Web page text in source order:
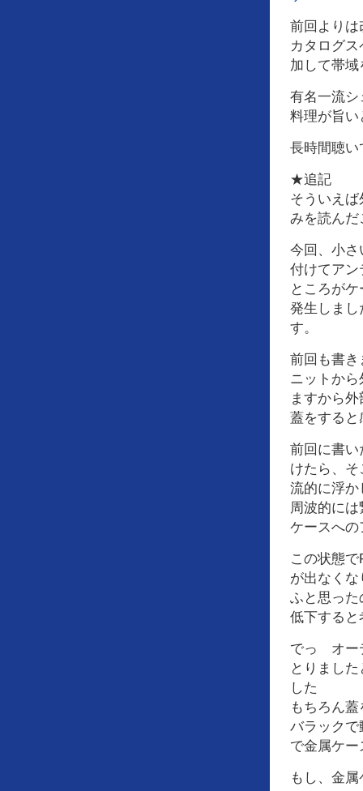
前回よりは
カタログ
加して帯
有名一流シ
料理が旨い
長時間聴い
★追記
そういえ
みを読んだ
今回、小さ
付けてアン
ところが
発生しまし
す。
前回も書き
ニットか
ますから
蓋をすると
前回に書い
けたら、
流的に浮か
周波的に
ケースへの
この状態
が出なくな
ふと思った
低下すると
でっ オー
とりまし
した
もちろん
バラックで
で金属ケ
もし、金